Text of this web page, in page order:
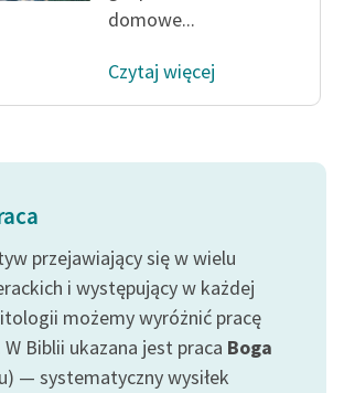
domowe...
Czytaj więcej
przejawiający się w wielu
i występujący w każdej
możemy wyróżnić pracę
Biblii ukazana jest praca Boga
— systematyczny wysiłek